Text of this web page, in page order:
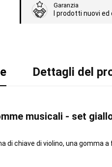
Garanzia
I prodotti nuovi
Dettagli del
musicali - set
chiave di violino, una